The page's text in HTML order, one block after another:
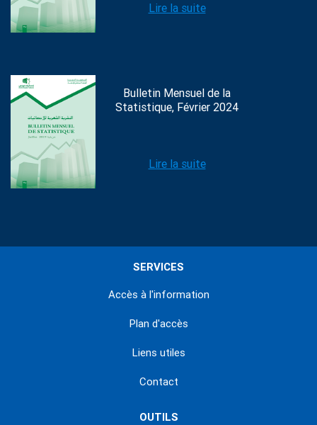
Lire la suite
Bulletin Mensuel de la
Statistique, Février 2024
Lire la suite
SERVICES
Accès à l'information
Plan d'accès
Liens utiles
Contact
OUTILS